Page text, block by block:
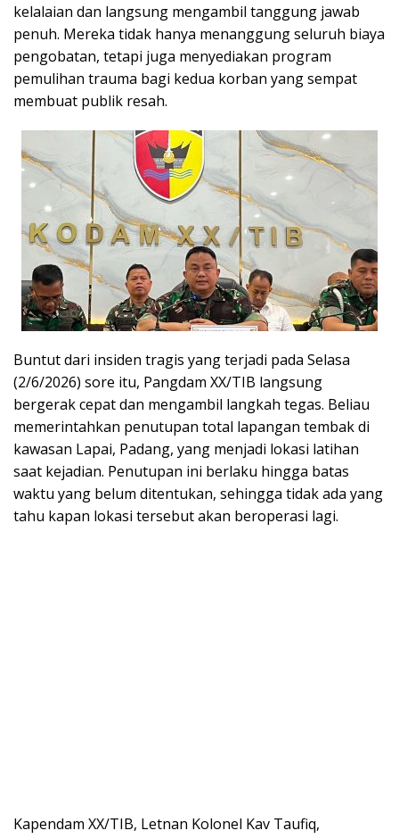
kelalaian dan langsung mengambil tanggung jawab
penuh. Mereka tidak hanya menanggung seluruh biaya
pengobatan, tetapi juga menyediakan program
pemulihan trauma bagi kedua korban yang sempat
membuat publik resah.
Buntut dari insiden tragis yang terjadi pada Selasa
(2/6/2026) sore itu, Pangdam XX/TIB langsung
bergerak cepat dan mengambil langkah tegas. Beliau
memerintahkan penutupan total lapangan tembak di
kawasan Lapai, Padang, yang menjadi lokasi latihan
saat kejadian. Penutupan ini berlaku hingga batas
waktu yang belum ditentukan, sehingga tidak ada yang
tahu kapan lokasi tersebut akan beroperasi lagi.
Kapendam XX/TIB, Letnan Kolonel Kav Taufiq,